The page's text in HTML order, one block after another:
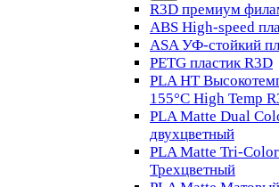
R3D премиум
ABS High-speed
ASA УФ-стойкий
PETG пластик R3D
PLA HT
155°C High Temp
PLA Matte Dual
двухцветный
PLA Matte Tri-
Трехцветный